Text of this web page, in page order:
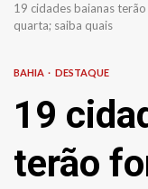
19 cidades baianas
quarta; saiba quais
BAHIA DESTAQUE
19
terão